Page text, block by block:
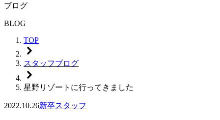
ブログ
BLOG
TOP
スタッフブログ
星野リゾートに行ってきました
2022.10.26新卒スタッフ